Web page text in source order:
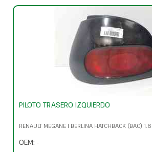
PILOTO TRASERO IZQUIERDO
RENAULT MEGANE I BERLINA HATCHBACK (BA0) 1.6
OEM: -